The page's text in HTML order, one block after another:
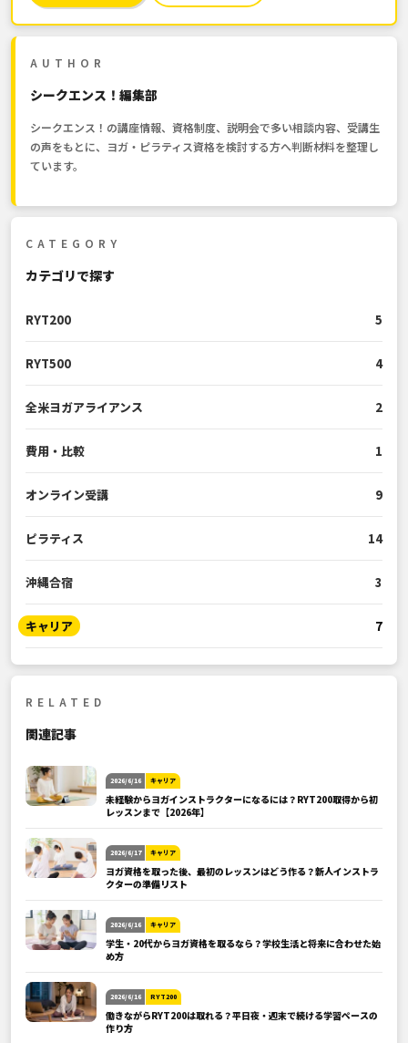
AUTHOR
シークエンス！編集部
シークエンス！の講座情報、資格制度、説明会で多い相談内容、受講生
の声をもとに、ヨガ・ピラティス資格を検討する方へ判断材料を整理し
ています。
CATEGORY
カテゴリで探す
RYT200 5
RYT500 4
全米ヨガアライアンス 2
費用・比較 1
オンライン受講 9
ピラティス 14
沖縄合宿 3
キャリア 7
RELATED
関連記事
2026/6/16 キャリア
未経験からヨガインストラクターになるには？RYT200取得から初
レッスンまで【2026年】
2026/6/17 キャリア
ヨガ資格を取った後、最初のレッスンはどう作る？新人インストラ
クターの準備リスト
2026/6/16 キャリア
学生・20代からヨガ資格を取るなら？学校生活と将来に合わせた始
め方
2026/6/16 RYT200
働きながらRYT200は取れる？平日夜・週末で続ける学習ペースの
作り方